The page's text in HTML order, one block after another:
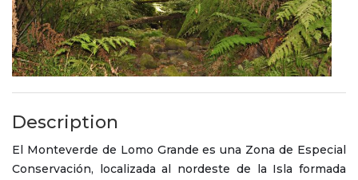
Description
El Monteverde de Lomo Grande es una Zona de Especial
Conservación, localizada al nordeste de la Isla formada